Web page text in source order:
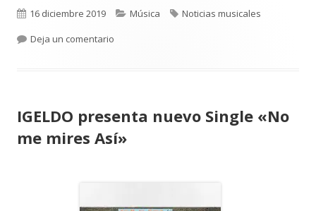
Publicado
el
16 diciembre 2019 Categorías
Música Etiquetas
Noticias musicales
Deja un comentario
IGELDO presenta nuevo Single «No
me mires Así»